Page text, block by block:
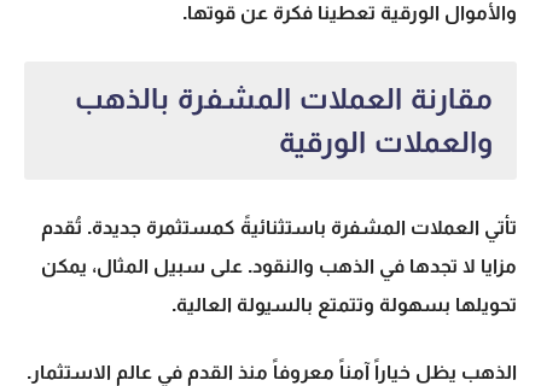
والأموال الورقية تعطينا فكرة عن قوتها.
مقارنة العملات المشفرة بالذهب
والعملات الورقية
تأتي العملات المشفرة باستثنائيةً كمستثمرة جديدة. تُقدم
مزايا لا تجدها في الذهب والنقود. على سبيل المثال، يمكن
تحويلها بسهولة وتتمتع بالسيولة العالية.
الذهب يظل خياراً آمناً معروفاً منذ القدم في عالم الاستثمار.